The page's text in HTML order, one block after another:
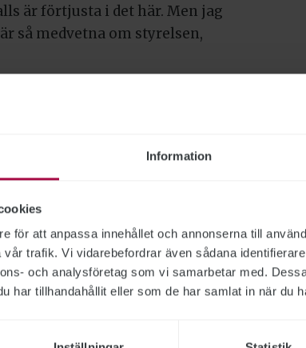
Information
för att anpassa innehållet och annonserna till
trafik. Vi vidarebefordrar även sådana
och analysföretag som vi samarbetar med.
har tillhandahållit eller som de har samlat in när du
är förtjusta i det här. Men jag
så medvetna om styrelsen,
i luften utan att
vi full förståelse för att man
utredningen, säger hon.
hur UHRs styrelse och ledning
Dacklands agerande är klar,
ska vara saklig och korrekt. Tidningen har en fri och
ST, och utformas enligt journalistiska principer